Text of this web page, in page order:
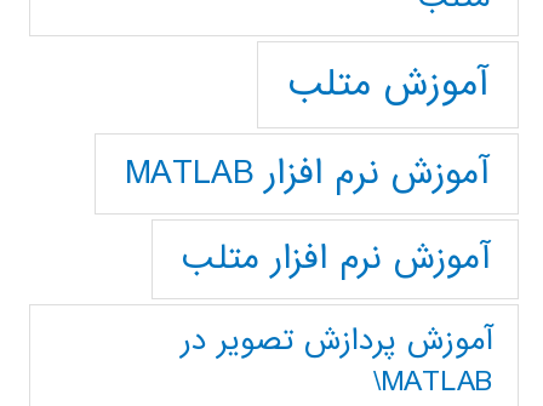
آموزش متلب
آموزش نرم افزار MATLAB
آموزش نرم افزار متلب
آموزش پردازش تصوير در
MATLAB\